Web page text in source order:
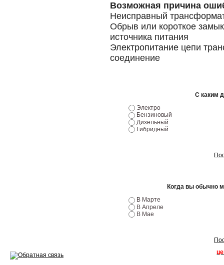
Возможная причина
Неисправный
Обрыв или короткое
источника питания
Электропитание цепи
соединение
С каким
Электро
Бензиновый
Дизельный
Гибридный
Когда вы обычно
В Марте
В Апреле
В Мае